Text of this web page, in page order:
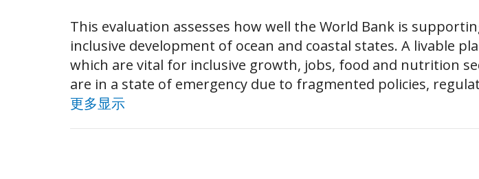
This evaluation assesses how well the World Bank is
inclusive development of ocean and coastal states. A livable
which are vital for inclusive growth, jobs, food and nutrition
are in a state of emergency due to fragmented policies,
更多显示